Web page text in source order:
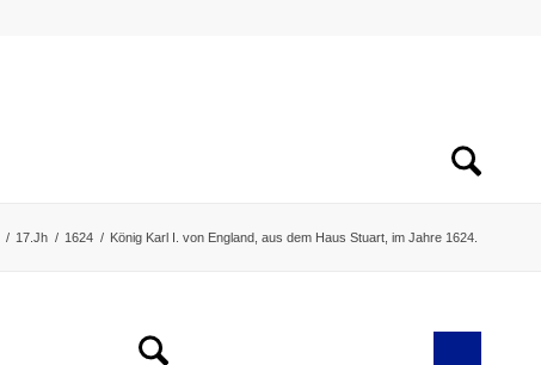
/ 17.Jh / 1624 / König Karl I. von England, aus dem Haus Stuart, im Jahre 1624.